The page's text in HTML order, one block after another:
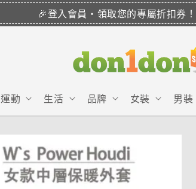
🎉登入會員・領取您的專屬折扣券！
運動 生活 品牌 女裝 男裝